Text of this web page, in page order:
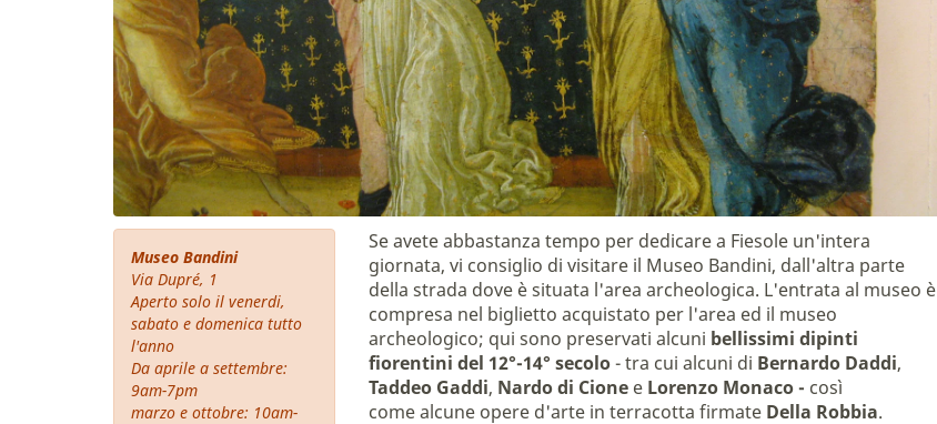
Museo Bandini
Via Dupré, 1
Aperto solo il venerdi,
sabato e domenica tutto
l'anno
Da aprile a settembre:
9am-7pm
marzo e ottobre: 10am-
Se avete abbastanza tempo per dedicare a Fiesole un'intera
giornata, vi consiglio di visitare il Museo Bandini, dall'altra parte
della strada dove è situata l'area archeologica. L'entrata al museo è
compresa nel biglietto acquistato per l'area ed il museo
archeologico; qui sono preservati alcuni bellissimi dipinti
fiorentini del 12°-14° secolo- tra cui alcuni di Bernardo Daddi,
Taddeo Gaddi, Nardo di Cione e Lorenzo Monaco - così
come alcune opere d'arte in terracotta firmate Della Robbia.